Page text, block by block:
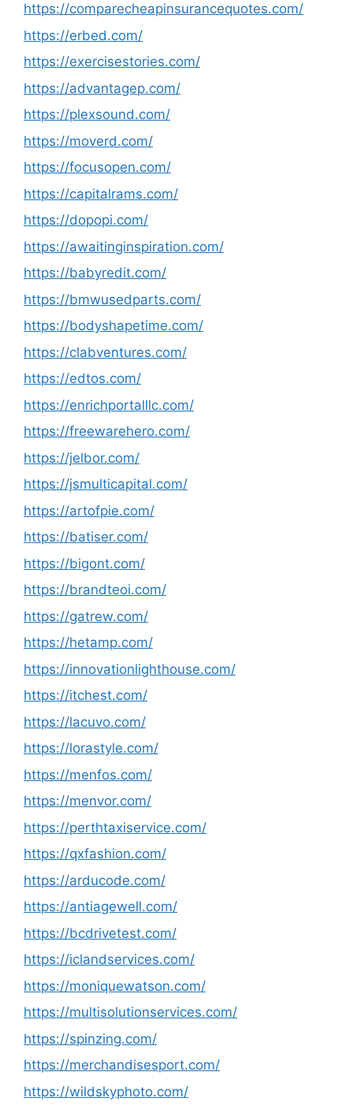
https://comparecheapinsurancequotes.com/
https://erbed.com/
https://exercisestories.com/
https://advantagep.com/
https://plexsound.com/
https://moverd.com/
https://focusopen.com/
https://capitalrams.com/
https://dopopi.com/
https://awaitinginspiration.com/
https://babyredit.com/
https://bmwusedparts.com/
https://bodyshapetime.com/
https://clabventures.com/
https://edtos.com/
https://enrichportalllc.com/
https://freewarehero.com/
https://jelbor.com/
https://jsmulticapital.com/
https://artofpie.com/
https://batiser.com/
https://bigont.com/
https://brandteoi.com/
https://gatrew.com/
https://hetamp.com/
https://innovationlighthouse.com/
https://itchest.com/
https://lacuvo.com/
https://lorastyle.com/
https://menfos.com/
https://menvor.com/
https://perthtaxiservice.com/
https://qxfashion.com/
https://arducode.com/
https://antiagewell.com/
https://bcdrivetest.com/
https://iclandservices.com/
https://moniquewatson.com/
https://multisolutionservices.com/
https://spinzing.com/
https://merchandisesport.com/
https://wildskyphoto.com/